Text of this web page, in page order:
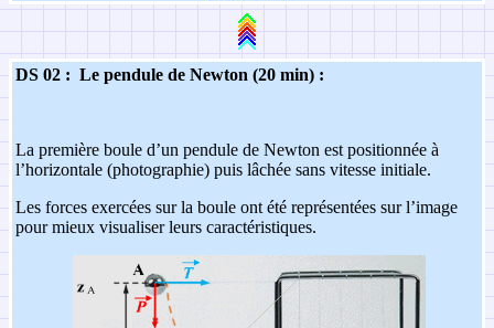
DS 02 : Le pendule de Newton (20 min) :
La première boule d’un pendule de Newton est positionnée à
l’horizontale (photographie) puis lâchée sans vitesse initiale.
Les forces exercées sur la boule ont été représentées sur l’image
pour mieux visualiser leurs caractéristiques.